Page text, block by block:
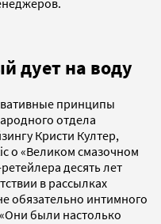
дует на воду
принципы
отдела
Кристи Култер,
о «Великом смазочном
десять лет
в рассылках
обязательно интимного
были настолько